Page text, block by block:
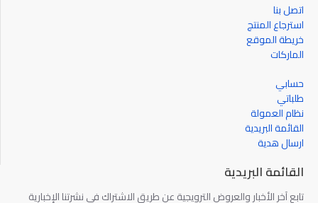
اتصل بنا
استرجاع المنتج
خريطة الموقع
الماركات
حسابي
طلباتي
نظام العمولة
القائمة البريدية
ارسال هدية
القائمة البريدية
تابع آخر الأخبار والعروض الترويجية عن طريق الاشتراك في نشرتنا الإخبارية